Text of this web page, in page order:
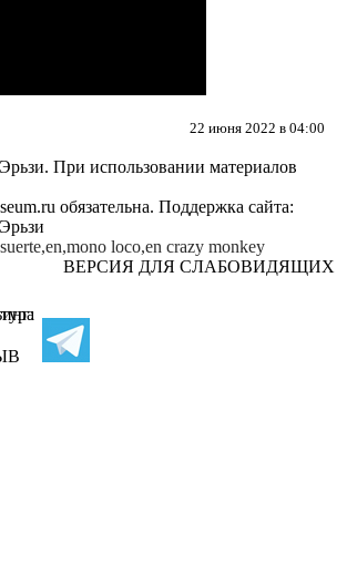
22 июня 2022 в 04:00
При использовании материалов
обязательна. Поддержка сайта:
loco,en crazy monkey
ВЕРСИЯ ДЛЯ СЛАБОВИДЯЩИХ